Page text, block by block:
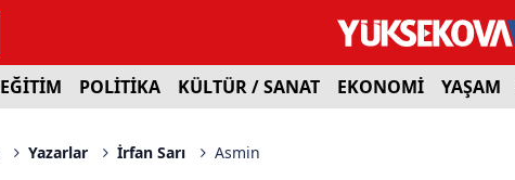
EĞİTİM POLİTİKA KÜLTÜR / SANAT EKONOMİ YAŞAM
Yazarlar İrfan Sarı Asmin